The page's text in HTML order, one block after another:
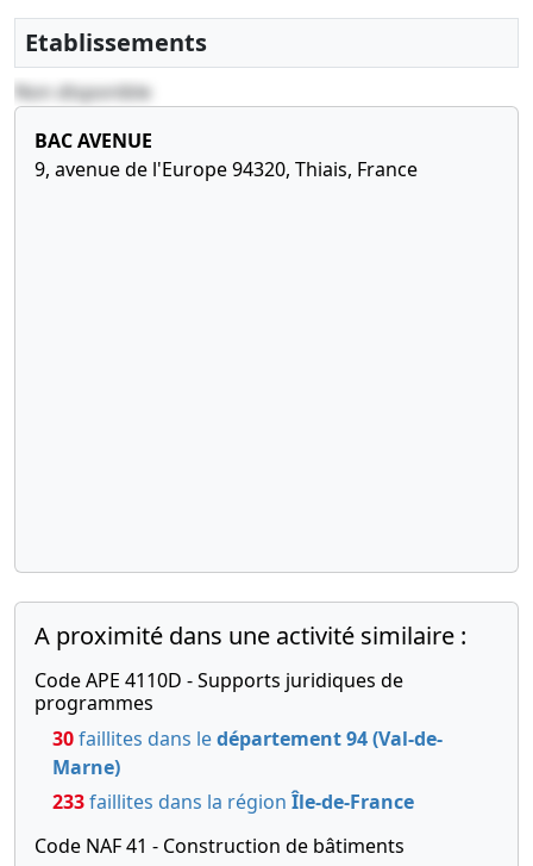
Etablissements
Non disponible
BAC AVENUE
9, avenue de l'Europe 94320, Thiais, France
A proximité dans une activité similaire :
Code APE 4110D - Supports juridiques de
programmes
30faillites dans ledépartement 94 (Val-de-
Marne)
233faillites dans la région Île-de-France
Code NAF 41 - Construction de bâtiments